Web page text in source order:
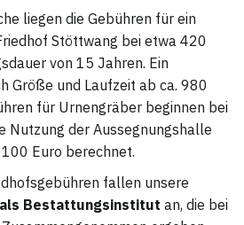
liegen die Gebühren für ein
Stöttwang bei etwa 420
von 15 Jahren. Ein
Größe und Laufzeit ab ca. 980
für Urnengräber beginnen bei
Nutzung der Aussegnungshalle
Euro berechnet.
fallen unsere
Bestattungsinstitut an, die bei